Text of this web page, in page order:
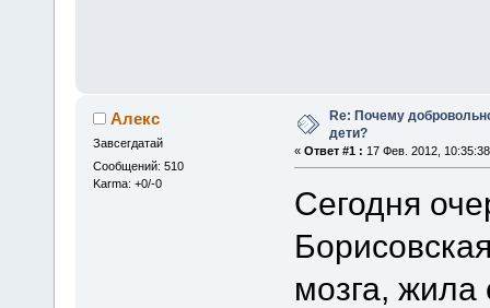
Алекс
Завсегдатай
Сообщений: 510
Karma: +0/-0
Re: Почему
дети?
« Ответ #1 : 17 Фев. 2012,
Сегодня
мозга, жила